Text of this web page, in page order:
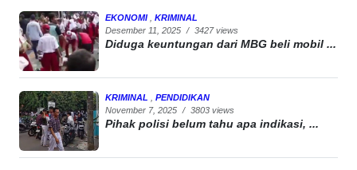
EKONOMI
KRIMINAL
Desember 11, 2025 / 3427 views
Diduga keuntungan dari MBG beli mobil ...
KRIMINAL
PENDIDIKAN
November 7, 2025 / 3803 views
Pihak polisi belum tahu apa indikasi, ...